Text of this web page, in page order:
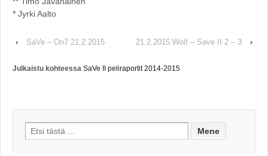
* Jyrki Aalto
‹ SaVe – On7 21.2.2015 21.2.2015 Wolf – Save II 2 – 3 ›
Julkaistu kohteessa SaVe II peliraportit 2014-2015
Search for: